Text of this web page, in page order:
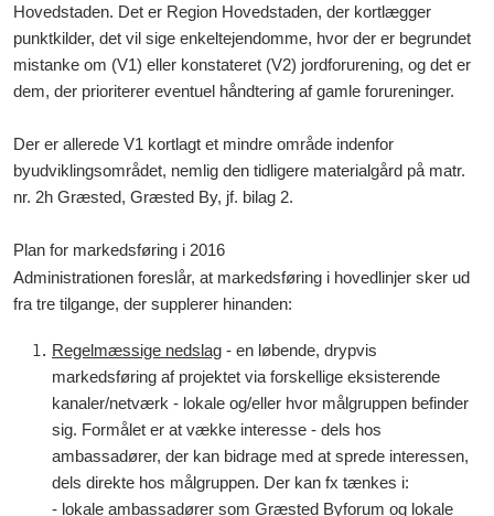
Hovedstaden. Det er Region Hovedstaden, der kortlægger
punktkilder, det vil sige enkeltejendomme, hvor der er begrundet
mistanke om (V1) eller konstateret (V2) jordforurening, og det er
dem, der prioriterer eventuel håndtering af gamle forureninger.
Der er allerede V1 kortlagt et mindre område indenfor
byudviklingsområdet, nemlig den tidligere materialgård på matr.
nr. 2h Græsted, Græsted By, jf. bilag 2.
Plan for markedsføring i 2016
Administrationen foreslår, at markedsføring i hovedlinjer sker ud
fra tre tilgange, der supplerer hinanden:
Regelmæssige nedslag - en løbende, drypvis
markedsføring af projektet via forskellige eksisterende
kanaler/netværk - lokale og/eller hvor målgruppen befinder
sig. Formålet er at vække interesse - dels hos
ambassadører, der kan bidrage med at sprede interessen,
dels direkte hos målgruppen. Der kan fx tænkes i:
- lokale ambassadører som Græsted Byforum og lokale